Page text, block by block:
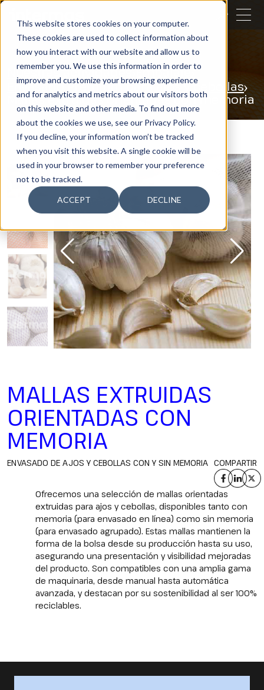
This website stores cookies on your computer.
These cookies are used to collect information about
how you interact with our website and allow us to
remember you. We use this information in order to
improve and customize your browsing experience
and for analytics and metrics about our visitors both
on this website and other media. To find out more
about the cookies we use, see our Privacy Policy.
If you decline, your information won’t be tracked
when you visit this website. A single cookie will be
used in your browser to remember your preference
not to be tracked.
ACCEPT DECLINE
BUSCAR
CERRAR
Nuestras actividades Embalaje
Envasado Premium para ajos y cebollas
Mallas extruidas orientadas con memoria
MALLAS EXTRUIDAS
ORIENTADAS CON
MEMORIA
ENVASADO DE AJOS Y CEBOLLAS CON Y SIN MEMORIA COMPARTIR
Ofrecemos una selección de mallas orientadas
extruidas para ajos y cebollas, disponibles tanto con
memoria (para envasado en línea) como sin memoria
(para envasado agrupado). Estas mallas mantienen la
forma de la bolsa desde su producción hasta su uso,
asegurando una presentación y visibilidad mejoradas
del producto. Son compatibles con una amplia gama
de maquinaria, desde manual hasta automática
avanzada, y destacan por su sostenibilidad al ser 100%
reciclables.